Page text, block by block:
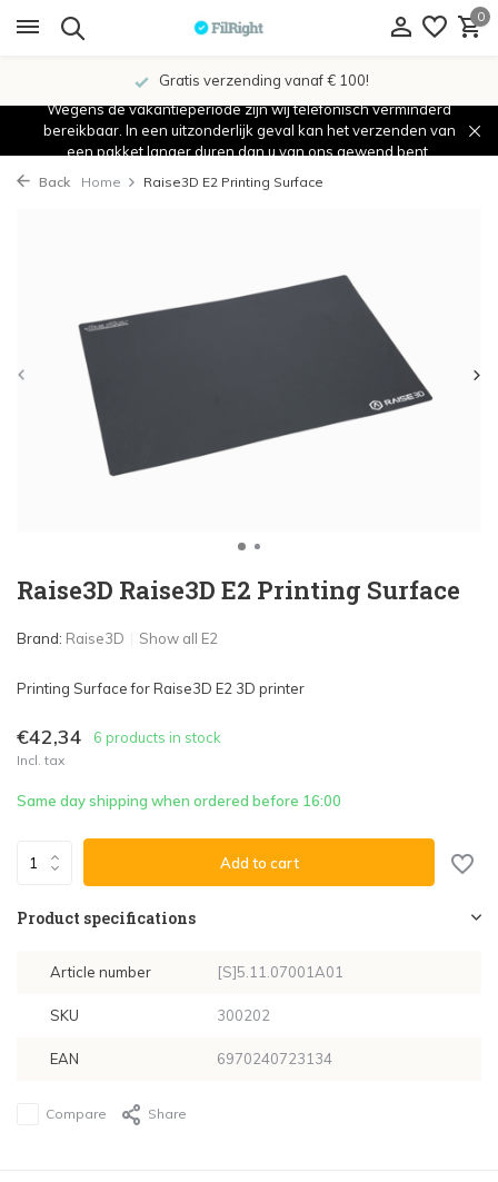
0
Showroom in IJsselstein!
Wegens de vakantieperiode zijn wij telefonisch verminderd
bereikbaar. In een uitzonderlijk geval kan het verzenden van
een pakket langer duren dan u van ons gewend bent.
Back Home Raise3D E2 Printing Surface
Raise3D Raise3D E2 Printing Surface
Brand: Raise3D Show all E2
Printing Surface for Raise3D E2 3D printer
€42,34 6 products in stock
Incl. tax
Same day shipping when ordered before 16:00
Add to cart
Product specifications
Article number [S]5.11.07001A01
SKU 300202
EAN 6970240723134
Compare Share